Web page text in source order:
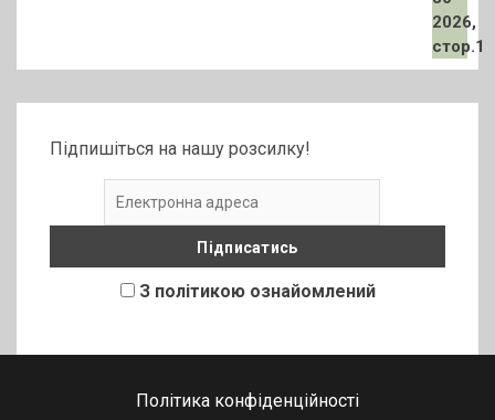
Підпишіться на нашу розсилку!
З політикою ознайомлений
Політика конфіденційності